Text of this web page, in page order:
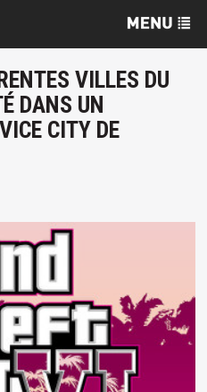
VILLES DU
DANS UN
CITY DE